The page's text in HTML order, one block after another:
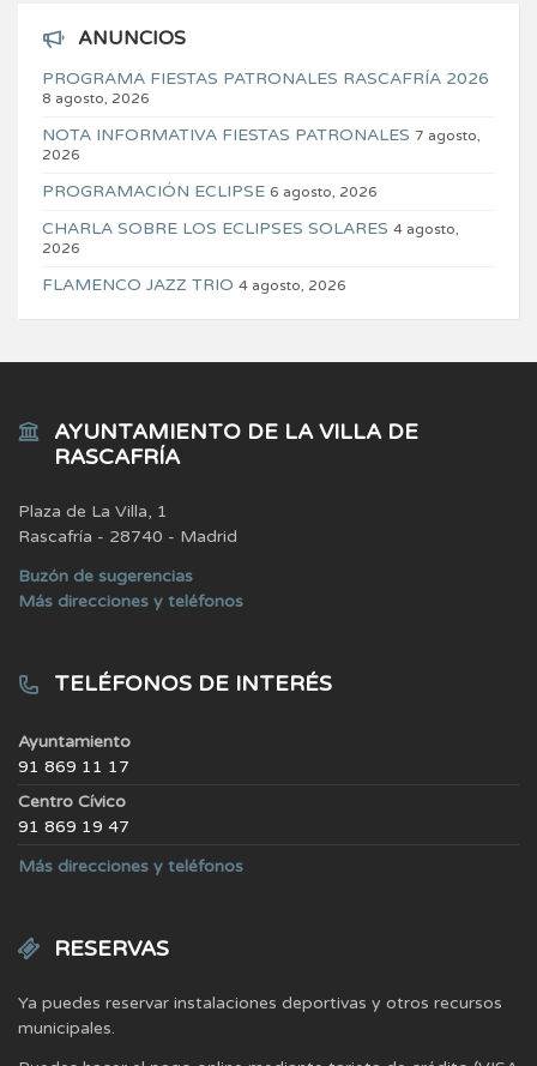
ANUNCIOS
PROGRAMA FIESTAS PATRONALES RASCAFRÍA 2026
8 agosto, 2026
NOTA INFORMATIVA FIESTAS PATRONALES 7 agosto,
2026
PROGRAMACIÓN ECLIPSE 6 agosto, 2026
CHARLA SOBRE LOS ECLIPSES SOLARES 4 agosto,
2026
FLAMENCO JAZZ TRIO 4 agosto, 2026
AYUNTAMIENTO DE LA VILLA DE
RASCAFRÍA
Plaza de La Villa, 1
Rascafría - 28740 - Madrid
Buzón de sugerencias
Más direcciones y teléfonos
TELÉFONOS DE INTERÉS
Ayuntamiento
91 869 11 17
Centro Cívico
91 869 19 47
Más direcciones y teléfonos
RESERVAS
Ya puedes reservar instalaciones deportivas y otros recursos
municipales.